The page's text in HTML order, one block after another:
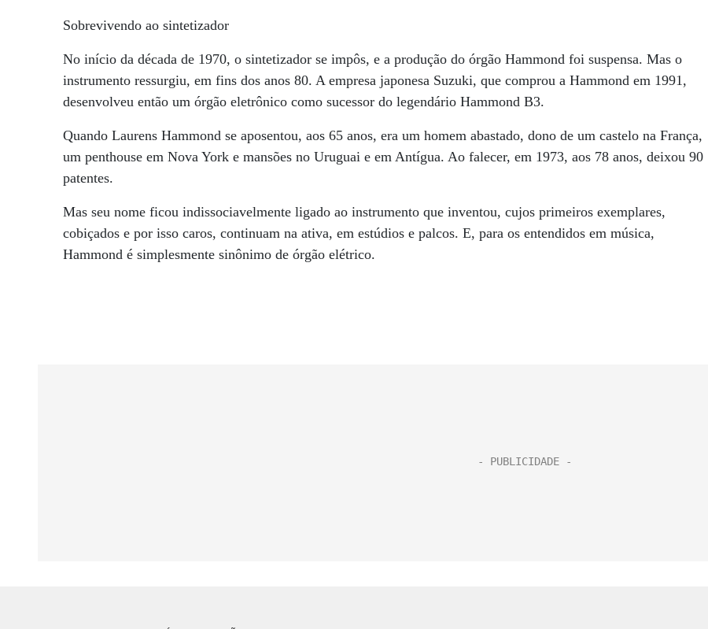
Sobrevivendo ao sintetizador
No início da década de 1970, o sintetizador se impôs, e a produção do órgão Hammond foi suspensa. Mas o
instrumento ressurgiu, em fins dos anos 80. A empresa japonesa Suzuki, que comprou a Hammond em 1991,
desenvolveu então um órgão eletrônico como sucessor do legendário Hammond B3.
Quando Laurens Hammond se aposentou, aos 65 anos, era um homem abastado, dono de um castelo na França,
um penthouse em Nova York e mansões no Uruguai e em Antígua. Ao falecer, em 1973, aos 78 anos, deixou 90
patentes.
Mas seu nome ficou indissociavelmente ligado ao instrumento que inventou, cujos primeiros exemplares,
cobiçados e por isso caros, continuam na ativa, em estúdios e palcos. E, para os entendidos em música,
Hammond é simplesmente sinônimo de órgão elétrico.